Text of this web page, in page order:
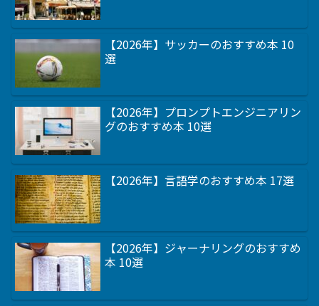
【2026年】サッカーのおすすめ本 10
選
【2026年】プロンプトエンジニアリン
グのおすすめ本 10選
【2026年】言語学のおすすめ本 17選
【2026年】ジャーナリングのおすすめ
本 10選